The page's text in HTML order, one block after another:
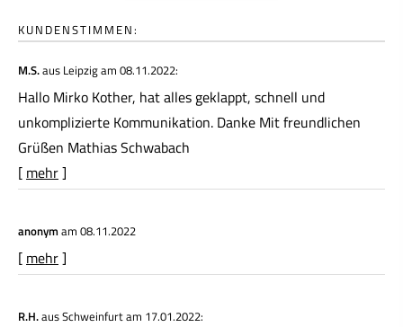
KUNDENSTIMMEN:
M.S.aus Leipzigam 08.11.2022:
Hallo Mirko Kother, hat alles geklappt, schnell und
unkomplizierte Kommunikation. Danke Mit freundlichen
Grüßen Mathias Schwabach
[ mehr]
anonymam 08.11.2022
[ mehr]
R.H.aus Schweinfurtam 17.01.2022: